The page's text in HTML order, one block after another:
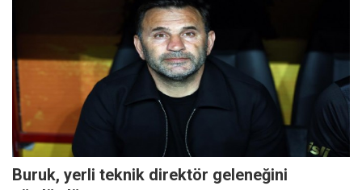
Buruk, yerli teknik direktör geleneğini